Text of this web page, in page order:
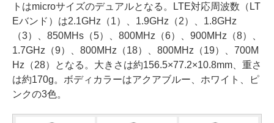
トはmicroサイズのデュアルとなる。LTE対応周波数（LT
Eバンド）は2.1GHz（1）、1.9GHz（2）、1.8GHz
（3）、850MHs（5）、800MHz（6）、900MHz（8）、
1.7GHz（9）、800MHz（18）、800MHz（19）、700M
Hz（28）となる。大きさは約156.5×77.2×10.8mm、重さ
は約170g。ボディカラーはアクアブルー、ホワイト、ピ
ンクの3色。